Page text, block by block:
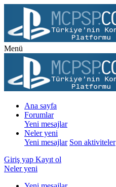
Menü
Ana sayfa
Forumlar
Yeni mesajlar
Neler yeni
Yeni mesajlar Son aktiviteler
Giriş yap Kayıt ol
Neler yeni